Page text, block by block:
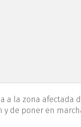
a la zona
de poner en